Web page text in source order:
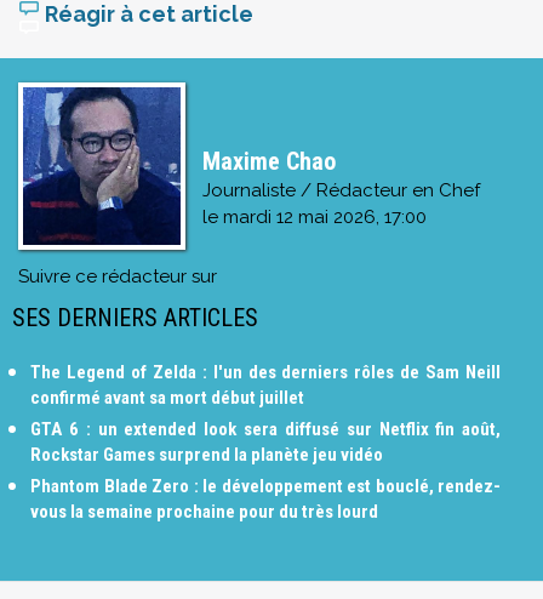
Réagir à cet article
Maxime Chao
Journaliste / Rédacteur en Chef
le mardi 12 mai 2026, 17:00
Suivre ce rédacteur sur
SES DERNIERS ARTICLES
The Legend of Zelda : l'un des derniers rôles de Sam Neill
confirmé avant sa mort début juillet
GTA 6 : un extended look sera diffusé sur Netflix fin août,
Rockstar Games surprend la planète jeu vidéo
Phantom Blade Zero : le développement est bouclé, rendez-
vous la semaine prochaine pour du très lourd